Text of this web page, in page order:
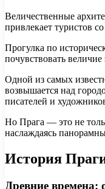
Величественные
привлекает туристов
Прогулка по
почувствовать
Одной из самых
возвышается над
писателей и
Но Прага — это не
наслаждаясь
История
Древние времена: